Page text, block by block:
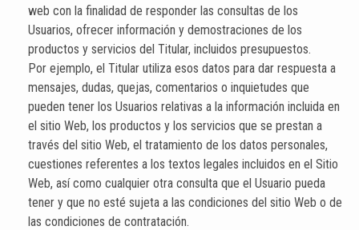
web con la finalidad de responder las consultas de los
Usuarios, ofrecer información y demostraciones de los
productos y servicios del Titular, incluidos presupuestos.
Por ejemplo, el Titular utiliza esos datos para dar respuesta a
mensajes, dudas, quejas, comentarios o inquietudes que
pueden tener los Usuarios relativas a la información incluida en
el sitio Web, los productos y los servicios que se prestan a
través del sitio Web, el tratamiento de los datos personales,
cuestiones referentes a los textos legales incluidos en el Sitio
Web, así como cualquier otra consulta que el Usuario pueda
tener y que no esté sujeta a las condiciones del sitio Web o de
las condiciones de contratación.